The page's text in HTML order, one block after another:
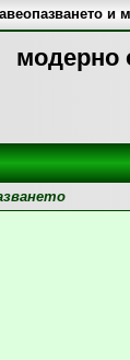
модерно
и